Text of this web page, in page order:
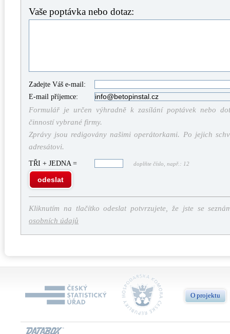
Vaše poptávka nebo dotaz:
Zadejte Váš e-mail:
E-mail příjemce:
Formulář je určen výhradně k zasílání poptávek nebo
činností vybrané firmy.
Zprávy jsou redigovány našimi operátorkami. Po jejich
adresátovi.
TŘI + JEDNA = doplňte číslo, např.: 12
odeslat
Kliknutím na tlačítko odeslat potvrzujete, že jste se
osobních údajů
O projektu